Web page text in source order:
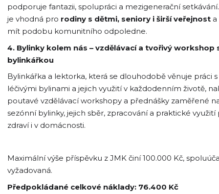
podporuje fantazii, spolupráci a mezigenerační
je vhodná pro rodiny s dětmi, seniory i širší veřejnost
mít podobu komunitního odpoledne.
4. Bylinky kolem nás – vzdělávací a tvořivý workshop
bylinkářkou
Bylinkářka a lektorka, která se dlouhodobě věnuje práci s
léčivými bylinami a jejich využití v každodenním životě,
poutavé vzdělávací workshopy a přednášky zaměřené
sezónní bylinky, jejich sběr, zpracování a praktické využití
zdraví i v domácnosti.
Maximální výše příspěvku z JMK činí 100.000 Kč,
vyžadovaná.
Předpokládané celkové náklady: 76.400 Kč